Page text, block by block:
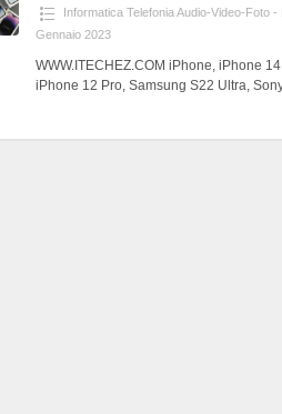
Informatica Telefonia Audio-Video-Foto
Gennaio 2023
WWW.ITECHEZ.COM iPhone, iPhone
iPhone 12 Pro, Samsung S22 Ultra,